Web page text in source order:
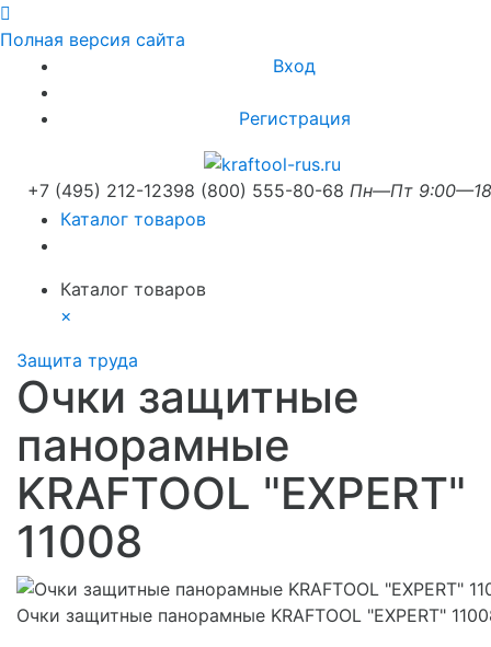
Полная версия сайта
Вход
Регистрация
+7 (495) 212-12398 (800) 555-80-68 Пн—Пт
Каталог товаров
Каталог товаров
×
Защита труда
Очки защитные
панорамные
KRAFTOOL "EXPERT"
11008
Очки защитные панорамные KRAFTOOL "EXPERT"